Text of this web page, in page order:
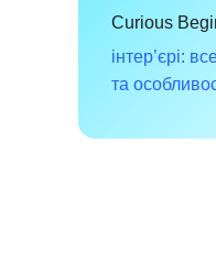
Curious
інтер’єрі:
та